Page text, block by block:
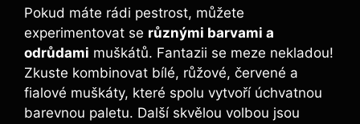
Pokud máte rádi pestrost, můžete
experimentovat se různými barvami a
odrůdami muškátů. Fantazii se meze nekladou!
Zkuste kombinovat bílé, růžové, červené a
fialové muškáty, které spolu vytvoří úchvatnou
barevnou paletu. Další skvělou volbou jsou